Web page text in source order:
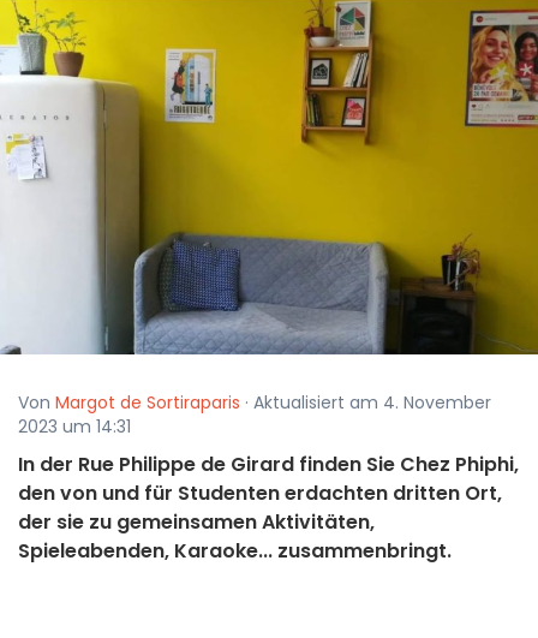
Von Margot de Sortiraparis · Aktualisiert am 4. November
2023 um 14:31
In der Rue Philippe de Girard finden Sie Chez Phiphi,
den von und für Studenten erdachten dritten Ort,
der sie zu gemeinsamen Aktivitäten,
Spieleabenden, Karaoke... zusammenbringt.